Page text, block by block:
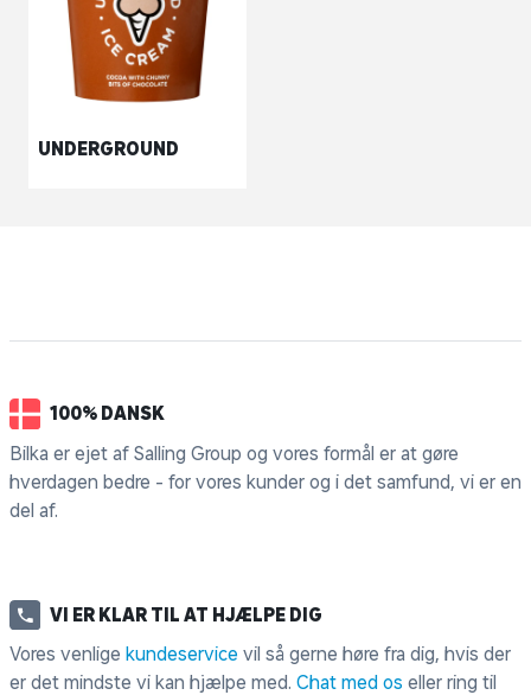
UNDERGROUND
100% DANSK
Bilka er ejet af Salling Group og vores formål er at gøre
hverdagen bedre - for vores kunder og i det samfund, vi er en
del af.
VI ER KLAR TIL AT HJÆLPE DIG
Vores venlige kundeservice vil så gerne høre fra dig, hvis der
er det mindste vi kan hjælpe med. Chat med os eller ring til